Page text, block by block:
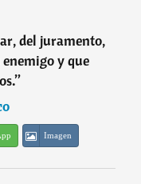
del juramento,
y que
”
Imagen